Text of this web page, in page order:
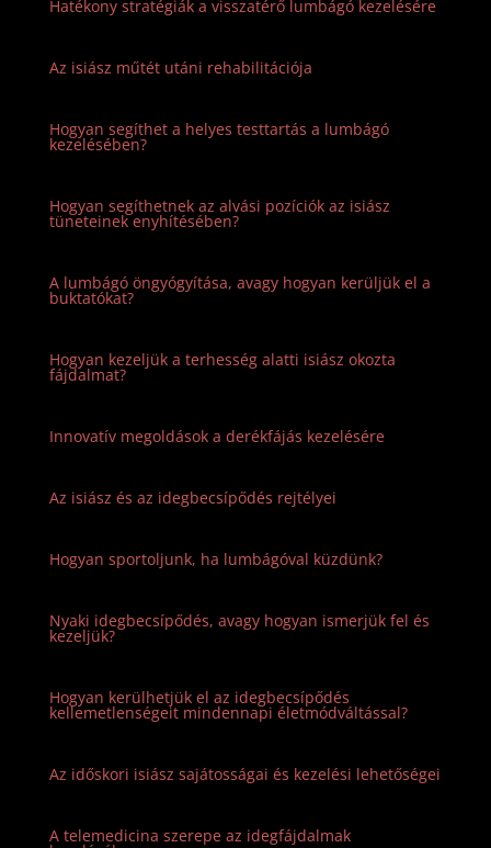
Hatékony stratégiák a visszatérő lumbágó kezelésére
Az isiász műtét utáni rehabilitációja
Hogyan segíthet a helyes testtartás a lumbágó
kezelésében?
Hogyan segíthetnek az alvási pozíciók az isiász
tüneteinek enyhítésében?
A lumbágó öngyógyítása, avagy hogyan kerüljük el a
buktatókat?
Hogyan kezeljük a terhesség alatti isiász okozta
fájdalmat?
Innovatív megoldások a derékfájás kezelésére
Az isiász és az idegbecsípődés rejtélyei
Hogyan sportoljunk, ha lumbágóval küzdünk?
Nyaki idegbecsípődés, avagy hogyan ismerjük fel és
kezeljük?
Hogyan kerülhetjük el az idegbecsípődés
kellemetlenségeit mindennapi életmódváltással?
Az időskori isiász sajátosságai és kezelési lehetőségei
A telemedicina szerepe az idegfájdalmak